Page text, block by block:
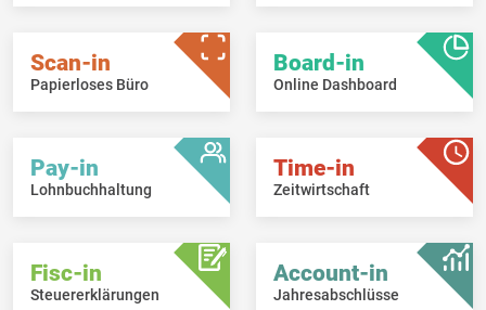
Scan-in
Papierloses Büro
Board-in
Online Dashboard
Pay-in
Lohnbuchhaltung
Time-in
Zeitwirtschaft
Fisc-in
Steuererklärungen
Account-in
Jahresabschlüsse